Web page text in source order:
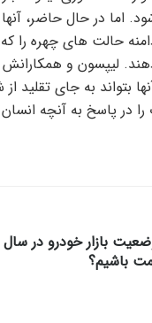
اما در حال حاضر،
دامنه حالت های چهره را
لیپسون و همکارانش
بتواند به جای تقلید
در پاسخ به آنچه انسان
باشیم؟